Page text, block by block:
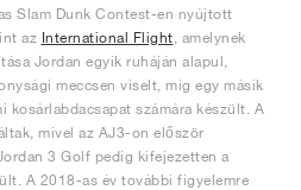
Slam Dunk Contest-en nyújtott
az International Flight , amelynek
Jordan egyik ruháján alapul,
meccsen viselt, míg egy másik
kosárlabdacsapat számára készült. A
mivel az AJ3-on először
3 Golf pedig kifejezetten a
A 2018-as év további figyelemre